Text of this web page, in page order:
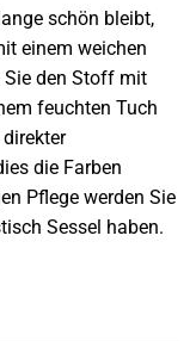
schön bleibt,
einem weichen
Sie den Stoff mit
feuchten Tuch
die Farben
Pflege werden Sie
Sessel haben.